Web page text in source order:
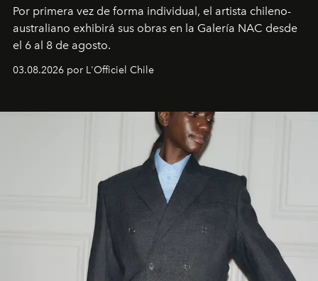
Por primera vez de forma individual, el artista chileno-
australiano exhibirá sus obras en la Galería NAC desde
el 6 al 8 de agosto.
03.08.2026 por L'Officiel Chile